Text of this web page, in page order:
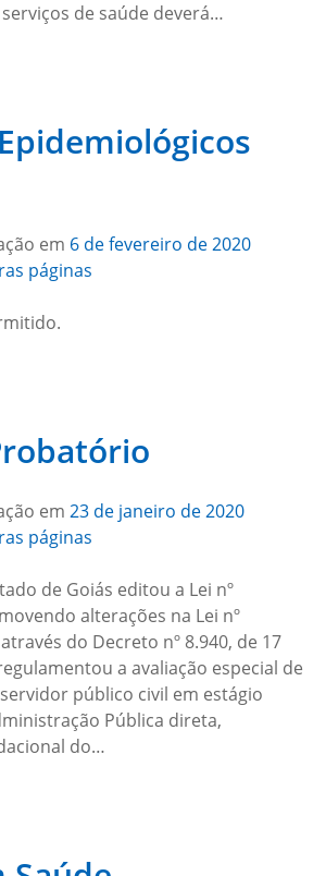
de saúde deverá…
em 6 de fevereiro de 2020
páginas
em 23 de janeiro de 2020
páginas
de Goiás editou a Lei nº
alterações na Lei nº
do Decreto nº 8.940, de 17
a avaliação especial de
público civil em estágio
Pública direta,
do…